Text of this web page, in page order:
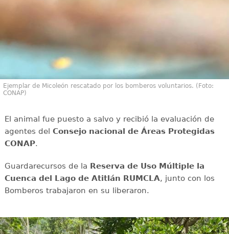
Ejemplar de Micoleón rescatado por los bomberos voluntarios. (Foto:
CONAP)
El animal fue puesto a salvo y recibió la evaluación de
agentes del Consejo nacional de Áreas Protegidas
CONAP.
Guardarecursos de la Reserva de Uso Múltiple la
Cuenca del Lago de Atitlán RUMCLA, junto con los
Bomberos trabajaron en su liberaron.